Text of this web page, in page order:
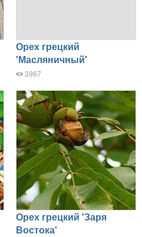
Орех грецкий
'Масляничный'
3967
Орех грецкий 'Заря
Востока'